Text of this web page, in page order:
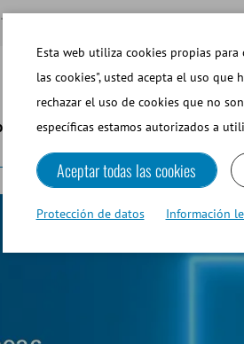
MULTIMEDIA
EQUINO CANINO
Esta web utiliza cookies propias
las cookies", usted acepta el uso que
rechazar el uso de cookies que no
específicas estamos autorizados a
Aceptar todas las cookies
Protección de datos Información